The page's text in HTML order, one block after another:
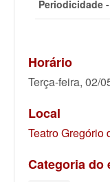
Periodicidade -
Horário
Terça-feira, 02/
Local
Teatro Gregório
Categoria do